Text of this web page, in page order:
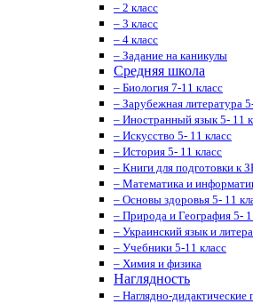
– 2 класс
– 3 класс
– 4 класс
– Задание на каникулы
Средняя школа
– Биология 7-11 класс
– Зарубежная литература
– Иностранный язык 5- 11
– Искусство 5- 11 класс
– История 5- 11 класс
– Книги для подготовки к
– Математика и
– Основы здоровья 5- 11
– Природа и География 5-
– Украинский язык и
– Учебники 5-11 класс
– Химия и физика
Наглядность
– Наглядно-дидактические